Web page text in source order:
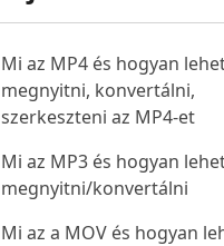
Mi az MP4 és hogyan
megnyitni, konvertálni,
szerkeszteni az MP4-et
Mi az MP3 és hogyan
megnyitni/konvertálni
Mi az a MOV és hogyan